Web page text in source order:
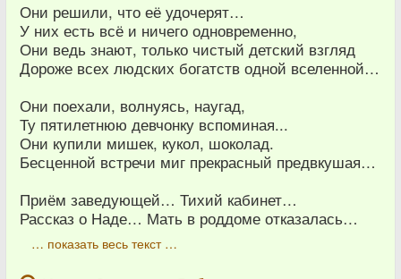
Они решили, что её удочерят…
У них есть всё и ничего одновременно,
Они ведь знают, только чистый детский взгляд
Дороже всех людских богатств одной вселенной…
Они поехали, волнуясь, наугад,
Ту пятилетнюю девчонку вспоминая...
Они купили мишек, кукол, шоколад.
Бесценной встречи миг прекрасный предвкушая…
Приём заведующей… Тихий кабинет…
Рассказ о Наде… Мать в роддоме отказалась…
… показать весь текст …